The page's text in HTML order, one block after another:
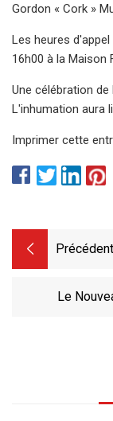
Gordon « Cork »
Les heures
16h00 à la Maison
Une célébration de
L'inhumation aura
Imprimer cette
Le